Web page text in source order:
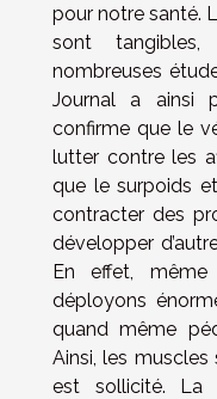
pour notre santé.
sont
nombreuses
Journal a ainsi
confirme que le
lutter contre les
que le surpoids
contracter des
développer
En effet,
déployons
quand même
Ainsi, les
est sollicité. La